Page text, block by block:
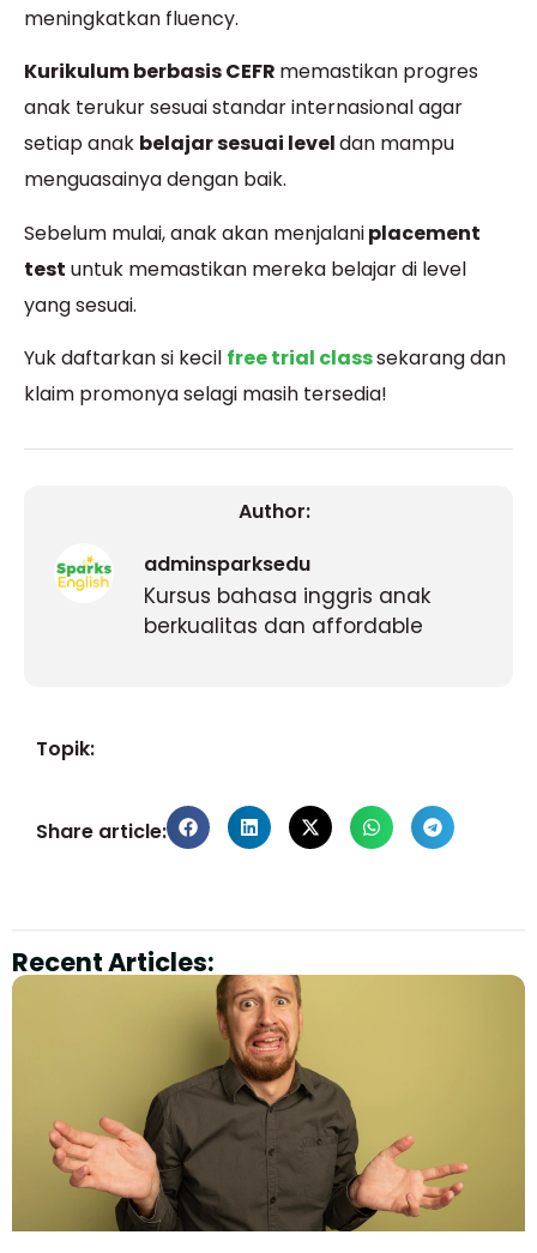
meningkatkan fluency.
Kurikulum berbasis CEFR memastikan progres
anak terukur sesuai standar internasional agar
setiap anak belajar sesuai leveldan mampu
menguasainya dengan baik.
Sebelum mulai, anak akan menjalaniplacement
test untuk memastikan mereka belajar di level
yang sesuai.
Yuk daftarkan si kecil free trial classsekarang dan
klaim promonya selagi masih tersedia!
Author:
adminsparksedu
Kursus bahasa inggris anak
berkualitas dan affordable
Topik:
Share article:
Recent Articles: